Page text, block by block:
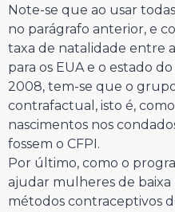
Note-se que ao usar
no parágrafo anterior, e
taxa de natalidade entre
para os EUA e o estado
2008, tem-se que o
contrafactual, isto é,
nascimentos nos
fossem o CFPI.
Por último, como o
ajudar mulheres de baixa
métodos contraceptivos